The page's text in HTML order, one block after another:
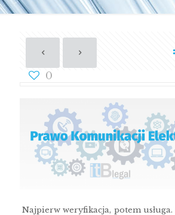
0
Najpierw weryfikacja, potem usługa.